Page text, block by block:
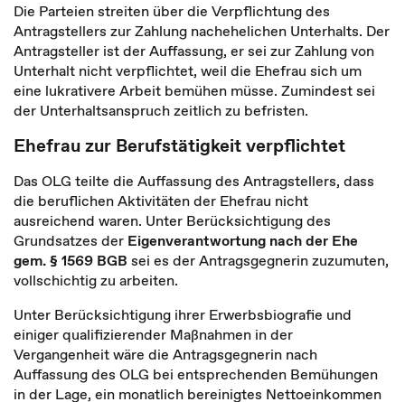
Die Parteien streiten über die Verpflichtung des
Antragstellers zur Zahlung nachehelichen Unterhalts. Der
Antragsteller ist der Auffassung, er sei zur Zahlung von
Unterhalt nicht verpflichtet, weil die Ehefrau sich um
eine lukrativere Arbeit bemühen müsse. Zumindest sei
der Unterhaltsanspruch zeitlich zu befristen.
Ehefrau zur Berufstätigkeit verpflichtet
Das OLG teilte die Auffassung des Antragstellers, dass
die beruflichen Aktivitäten der Ehefrau nicht
ausreichend waren. Unter Berücksichtigung des
Grundsatzes der Eigenverantwortung nach der Ehe
gem. § 1569 BGB sei es der Antragsgegnerin zuzumuten,
vollschichtig zu arbeiten.
Unter Berücksichtigung ihrer Erwerbsbiografie und
einiger qualifizierender Maßnahmen in der
Vergangenheit wäre die Antragsgegnerin nach
Auffassung des OLG bei entsprechenden Bemühungen
in der Lage, ein monatlich bereinigtes Nettoeinkommen